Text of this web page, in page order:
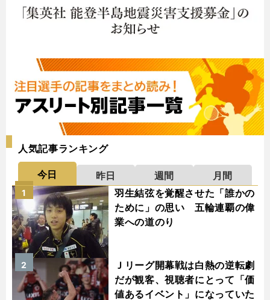
人気記事ランキング
今日 昨日 週間
月間
羽生結弦を覚醒させた「誰かの
ために」の思い 五輪連覇の偉
業への道のり
1
Ｊリーグ開幕戦は白熱の逆転劇
だが観客、視聴者にとって「価
値あるイベント」になっていた
2